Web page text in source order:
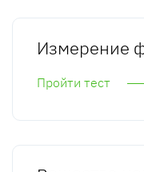
Измерение
Пройти тест